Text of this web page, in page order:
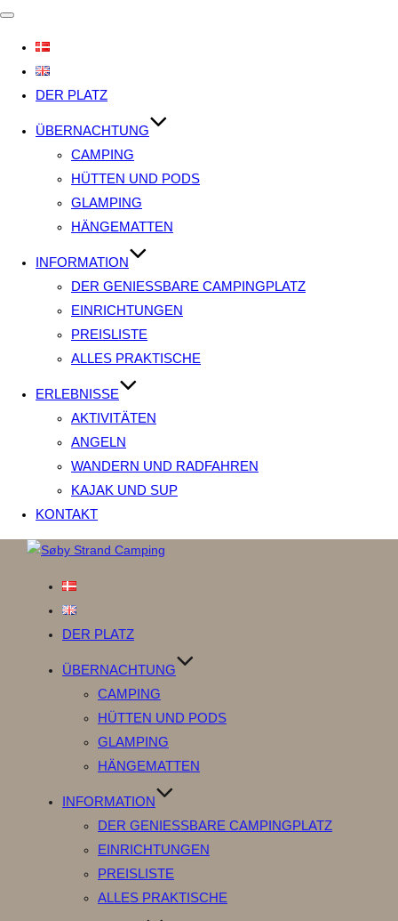
Navigation
DER PLATZ
ÜBERNACHTUNG
CAMPING
HÜTTEN UND PODS
GLAMPING
HÄNGEMATTEN
INFORMATION
DER GENIESSBARE CAMPINGPLATZ
EINRICHTUNGEN
PREISLISTE
ALLES PRAKTISCHE
ERLEBNISSE
AKTIVITÄTEN
ANGELN
WANDERN UND RADFAHREN
KAJAK UND SUP
KONTAKT
DER PLATZ
ÜBERNACHTUNG
CAMPING
HÜTTEN UND PODS
GLAMPING
HÄNGEMATTEN
INFORMATION
DER GENIESSBARE CAMPINGPLATZ
EINRICHTUNGEN
PREISLISTE
ALLES PRAKTISCHE